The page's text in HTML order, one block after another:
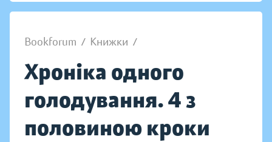
Bookforum / Книжки /
Хроніка одного
голодування. 4 з
половиною кроки